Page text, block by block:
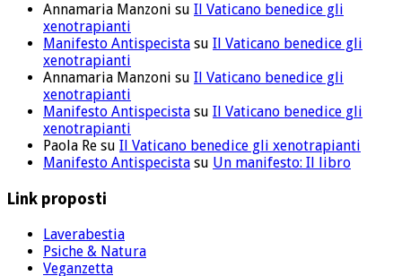
Annamaria Manzoni su Il Vaticano benedice gli
xenotrapianti
Manifesto Antispecista su Il Vaticano benedice gli
xenotrapianti
Annamaria Manzoni su Il Vaticano benedice gli
xenotrapianti
Manifesto Antispecista su Il Vaticano benedice gli
xenotrapianti
Paola Re su Il Vaticano benedice gli xenotrapianti
Manifesto Antispecista su Un manifesto: Il libro
Link proposti
Laverabestia
Psiche & Natura
Veganzetta